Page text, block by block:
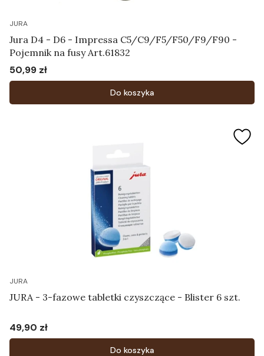
JURA
Jura D4 - D6 - Impressa C5/C9/F5/F50/F9/F90 -
Pojemnik na fusy Art.61832
Cena
50,99 zł
Do koszyka
JURA
JURA - 3-fazowe tabletki czyszczące - Blister 6 szt.
Cena
49,90 zł
Do koszyka